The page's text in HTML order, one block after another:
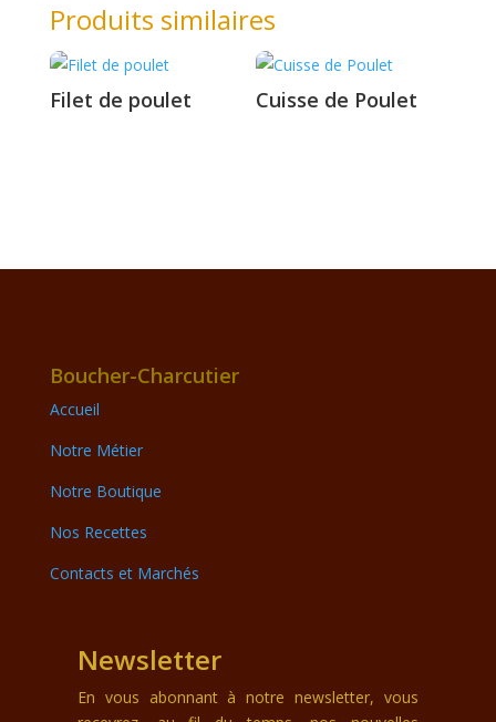
Produits similaires
Filet de poulet Cuisse de Poulet
Boucher-Charcutier
Accueil
Notre Métier
Notre Boutique
Nos Recettes
Contacts et Marchés
Newsletter
En vous abonnant à notre newsletter, vous